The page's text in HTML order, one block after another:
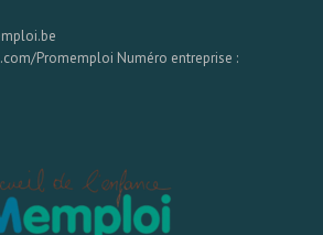
Promemploi Numéro entreprise :